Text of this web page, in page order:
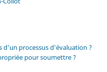
processus d’évaluation ?
pour soumettre ?